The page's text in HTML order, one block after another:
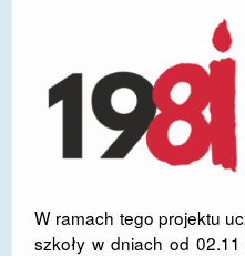
POLITYKA PRYWATNOŚCI
RODO
EGZAMIN
STANDARDY
PROJEKT ,,SZKOŁY Z
KSZTAŁCENIA
W ramach tego projektu
szkoły w dniach od